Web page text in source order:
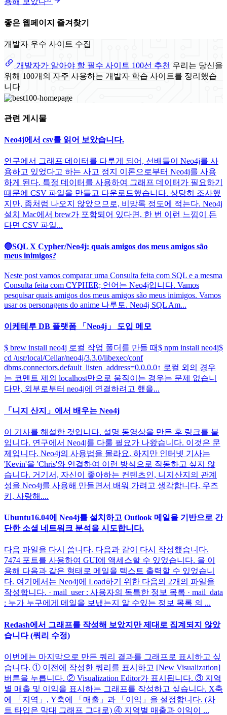
좋은 웹페이지 즐겨찾기
개발자 우수 사이트 수집
개발자가 알아야 할 필수 사이트 100선 추천 우리는 당신을
위해 100개의 자주 사용하는 개발자 학습 사이트를 정리했습
니다
관련 게시물
Neo4j에서 csv를 읽어 보았습니다.
연구에서 그래프 데이터를 다루게 되어, 선배들이 Neo4j를 사
용하고 있었다고 하는 사고 정지 이론으로부터 Neo4j를 사용
하게 된다. 특정 데이터를 사용하여 그래프 데이터가 필요하기
때문에 CSV 파일을 만들고 다운로드했습니다. 상당히 조사했
지만, 좀처럼 나오지 않았으므로, 비망록 정도에 적는다. Neo4j
설치 Mac에서 brew가 포함되어 있다면, 한 번 이런 느낌이 든
다면 CSV 파일...
🔵SQL X Cypher/Neo4j: quais amigos dos meus amigos são
meus inimigos?
Neste post vamos comparar uma Consulta feita com SQL e a mesma
Consulta feita com CYPHER; 언어는 Neo4j입니다. Vamos
pesquisar quais amigos dos meus amigos são meus inimigos. Vamos
usar os personagens do anime 나루토. Neo4j SQL Am...
이케테루 DB 플랫폼 「Neo4j」 도입 메모
$ brew install neo4j 로컬 작업 폴더를 만들 때$ npm install neo4j$
cd /usr/local/Cellar/neo4j/3.3.0/libexec/conf
dbms.connectors.default_listen_address=0.0.0.0↑ 로컬 외의 경우
는 코멘트 제외 localhost만으로 움직이는 경우는 문제 없습니
다만, 외부로부터 neo4j에 연결하려고 했을...
「니지 산지」에서 배우는 Neo4j
이 기사를 해설한 것입니다. 설명 동영상을 만든 후 링크를 붙
입니다. 연구에서 Neo4j를 다룰 필요가 나왔습니다. 이것은 문
제입니다. Neo4j의 사용법을 몰라요. 하지만 인터넷 기사는
'Kevin'을 'Chris'와 연결하여 이런 방식으로 작동하고 싶지 않
습니다. 거기서, 자신이 좋아하는 컨텐츠인, 니지산지의 관계
성을 Neo4j를 사용해 만들면서 배워 가려고 생각합니다. 우즈
키, 사랑해....
Ubuntu16.04에 Neo4j를 설치하고 Outlook 메일을 기반으로 간
단한 소셜 네트워크 분석을 시도합니다.
다음 파일을 다시 씁니다. 다음과 같이 다시 작성했습니다.
7474 포트를 사용하여 GUI에 액세스할 수 있었습니다. 을 이
용해 다음과 같은 형태로 메일을 텍스트 출력할 수 있었습니
다. 여기에서는 Neo4j에 Load하기 위한 다음의 2개의 파일을
작성합니다. · mail_user : 사용자의 독특한 정보 목록 · mail_data
: 누가 누구에게 메일을 보냈는지 알 수있는 정보 목록 의 ...
Redash에서 그래프를 작성해 보았지만 제대로 집계되지 않았
습니다 (쿼리 수정)
이번에는 마지막으로 만든 쿼리 결과를 그래프로 표시하고 싶
습니다. ① 이전에 작성한 쿼리를 표시하고 [New Visualization]
버튼을 누릅니다. ② Visualization Editor가 표시됩니다. ③ 지역
별 매출 및 이익을 표시하는 그래프를 작성하고 싶습니다. X축
에 「지역」, Y축에 「매출」과 「이익」을 설정합니다. (차
트 타입은 막대 그래프 그대로) ④ 지역별 매출과 이익이 ...